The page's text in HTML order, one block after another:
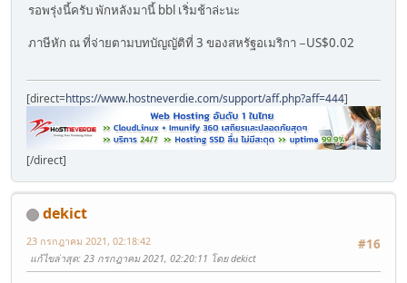
รอพรุ่งนี้ครับ พักหลังมานี้ bbl เริ่มช้าล่ะนะ
ภาษีหัก ณ ที่จ่ายตามบทบัญญัติที่ 3 ของสหรัฐอเมริกา −US$0.02
[direct=https://www.hostneverdie.com/support/aff.php?aff=444]
[/direct]
dekict
#16
23 กรกฎาคม 2021, 02:18:42
แก้ไขล่าสุด: 23 กรกฎาคม 2021, 02:20:11 โดย dekict